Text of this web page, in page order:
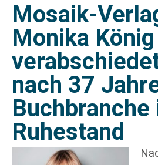
Mosaik-
Monika König
nach 37
Buchbranche
Ruhestand